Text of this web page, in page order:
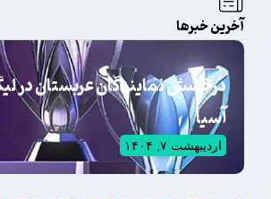
آخرین خبرها
درخشش نمایندگان عربستان در
آسیا
اردیبهشت ۷, ۱۴۰۴